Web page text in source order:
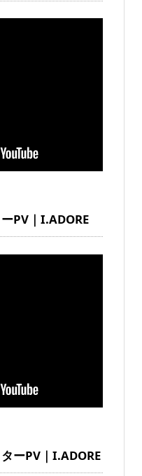
PV｜I.ADORE
ーPV｜I.ADORE